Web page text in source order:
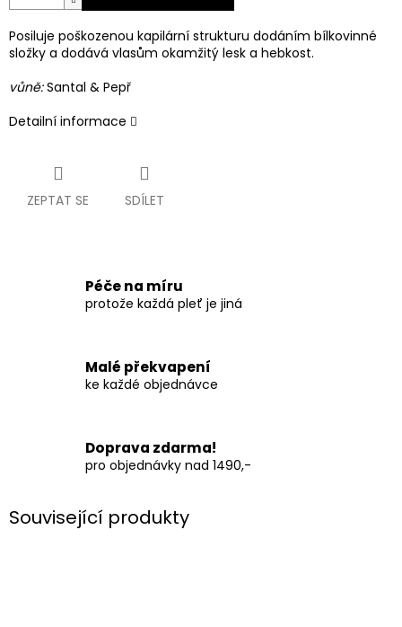
Posiluje poškozenou kapilární strukturu dodáním bílkovinné
složky a dodává vlasům okamžitý lesk a hebkost.
vůně:Santal & Pepř
Detailní informace
ZEPTAT SE SDÍLET
Péče na míru
protože každá pleť je jiná
Malé překvapení
ke každé objednávce
Doprava zdarma!
pro objednávky nad 1490,-
Související produkty